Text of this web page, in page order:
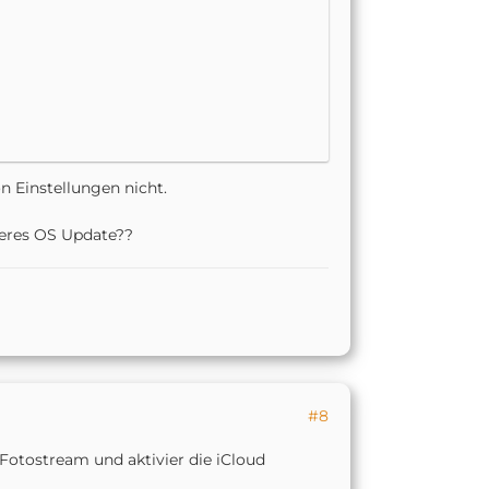
Einstellungen nicht.
OS Update??
#8
und aktivier die iCloud